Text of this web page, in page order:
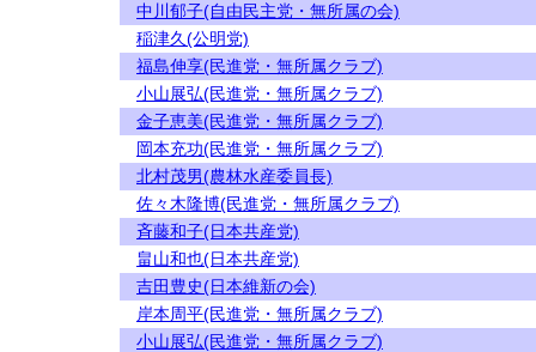
中川郁子(自由民主党・無所属の会)
稲津久(公明党)
福島伸享(民進党・無所属クラブ)
小山展弘(民進党・無所属クラブ)
金子恵美(民進党・無所属クラブ)
岡本充功(民進党・無所属クラブ)
北村茂男(農林水産委員長)
佐々木隆博(民進党・無所属クラブ)
斉藤和子(日本共産党)
畠山和也(日本共産党)
吉田豊史(日本維新の会)
岸本周平(民進党・無所属クラブ)
小山展弘(民進党・無所属クラブ)